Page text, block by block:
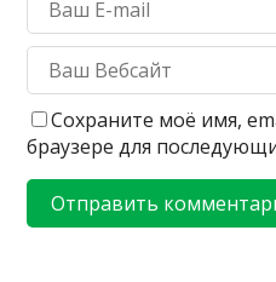
Сохраните моё имя,
браузере для